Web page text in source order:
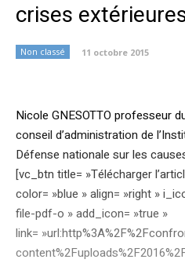
crises
Non classé 11 octobre 2015
Nicole GNESOTTO professeur
conseil d’administration de
Défense nationale sur les
[vc_btn title= »Télécharger
color= »blue » align= »right »
file-pdf-o » add_icon= »true »
link=